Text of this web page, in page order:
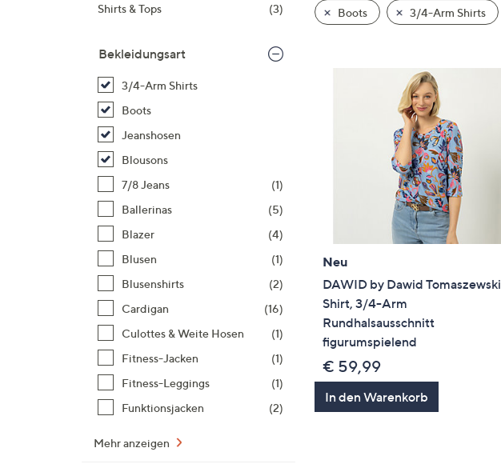
Sie
auf
anzuzeigen.
Shirts & Tops
(3)
Bekleidungsart
3/4-Arm Shirts
Boots
Jeanshosen
Blousons
7/8 Jeans
(1)
Ballerinas
(5)
Blazer
(4)
Blusen
(1)
Blusenshirts
(2)
Cardigan
(16)
Culottes & Weite Hosen
(1)
Fitness-Jacken
(1)
Fitness-Leggings
(1)
Funktionsjacken
(2)
Mehr anzeigen
Boots 3/4-Arm Shirts
Neu
DAWID by Dawid Tomaszewski
Shirt, 3/4-Arm
Rundhalsausschnitt
figurumspielend
€ 59,99
In den Warenkorb